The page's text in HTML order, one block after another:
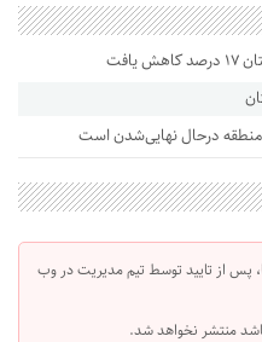
منطقه درحال نهایی‌شدن است
پس از تایید توسط تیم مدیریت در وب
منتشر نخواهد شد.